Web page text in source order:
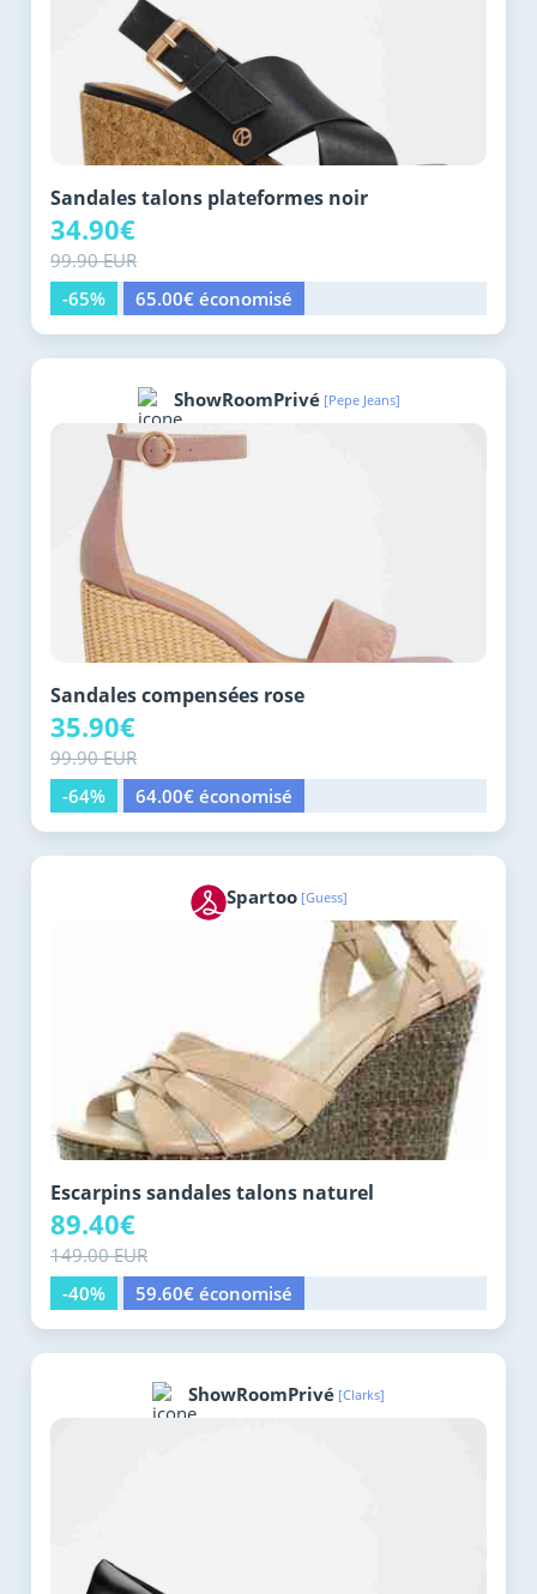
Sandales talons plateformes noir
34.90€
99.90 EUR
-65%
65.00€ économisé
ShowRoomPrivé [Pepe Jeans]
Sandales compensées rose
35.90€
99.90 EUR
-64%
64.00€ économisé
Spartoo [Guess]
Escarpins sandales talons naturel
89.40€
149.00 EUR
-40%
59.60€ économisé
ShowRoomPrivé [Clarks]